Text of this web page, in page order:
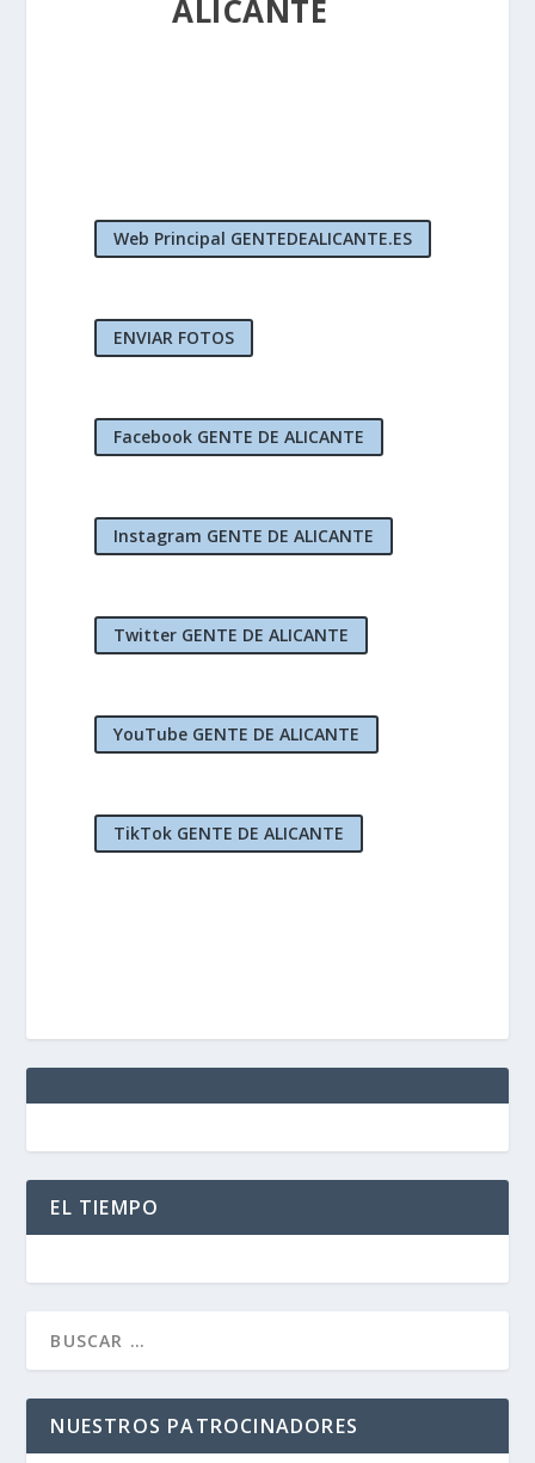
ALICANTE
Web Principal GENTEDEALICANTE.ES
ENVIAR FOTOS
Facebook GENTE DE ALICANTE
Instagram GENTE DE ALICANTE
Twitter GENTE DE ALICANTE
YouTube GENTE DE ALICANTE
TikTok GENTE DE ALICANTE
EL TIEMPO
NUESTROS PATROCINADORES